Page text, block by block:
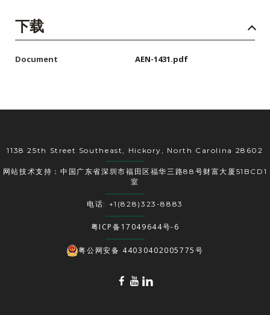
下载
Document AEN-1431.pdf
1138 25th Street Southeast, Hickory, North Carolina 28602
网站技术支持：中国广东省深圳市福田区福华三路88号财富大厦51BCD1
室
电话: +1(828)323-8883
粤ICP备17049644号-6
粤公网安备 44030402005775号